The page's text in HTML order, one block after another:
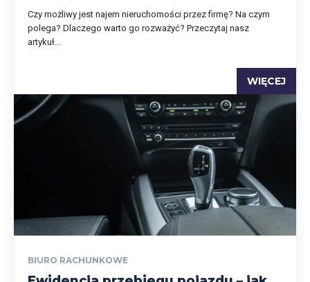
Czy możliwy jest najem nieruchomości przez firmę? Na czym
polega? Dlaczego warto go rozważyć? Przeczytaj nasz
artykuł...
WIĘCEJ
BIURO RACHUNKOWE